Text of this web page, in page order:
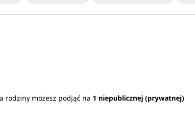
rodziny możesz podjąć na 1 niepublicznej (prywatnej)